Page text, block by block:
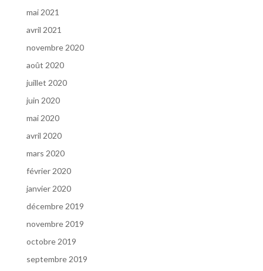
mai 2021
avril 2021
novembre 2020
août 2020
juillet 2020
juin 2020
mai 2020
avril 2020
mars 2020
février 2020
janvier 2020
décembre 2019
novembre 2019
octobre 2019
septembre 2019